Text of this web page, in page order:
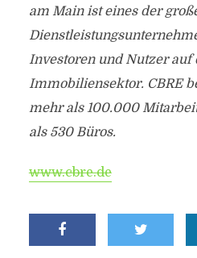
am Main ist eines der
Investoren und Nutzer
Immobiliensektor. CBRE
mehr als 100.000
als 530 Büros.
www.cbre.de